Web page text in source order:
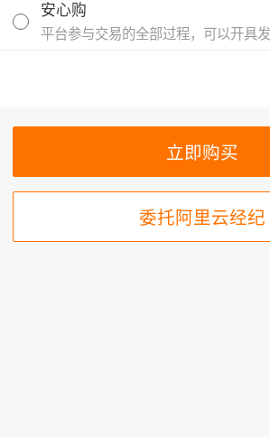
安心购
平台参与交易的全部过程，可以开具
委托阿里云经纪